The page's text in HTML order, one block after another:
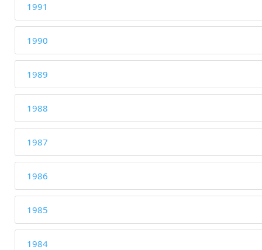
1991
1990
1989
1988
1987
1986
1985
1984